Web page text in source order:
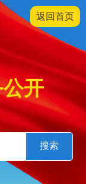
返回首页
开